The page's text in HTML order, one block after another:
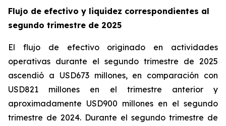
Flujo de efectivo y liquidez correspondientes al
segundo trimestre de 2025
El flujo de efectivo originado en actividades
operativas durante el segundo trimestre de 2025
ascendió a USD673 millones, en comparación con
USD821 millones en el trimestre anterior y
aproximadamente USD900 millones en el segundo
trimestre de 2024. Durante el segundo trimestre de